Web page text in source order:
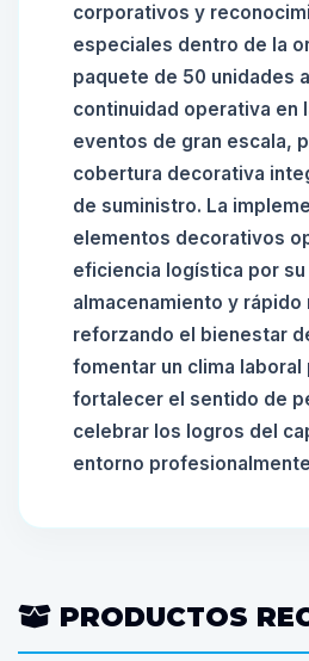
corporativos y
especiales dentro de la
paquete de 50 unidades
continuidad operativa en
eventos de gran escala,
cobertura decorativa
de suministro. La
elementos decorativos
eficiencia logística por
almacenamiento y rápido
reforzando el bienestar
fomentar un clima
fortalecer el sentido de
celebrar los logros del
entorno
PRODUCTOS